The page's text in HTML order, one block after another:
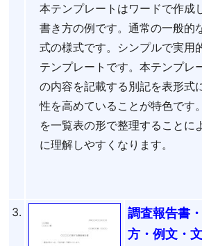
本テンプレートはワードで作成
書き方の例です。通常の一般的
式の様式です。シンプルで実用
テンプレートです。本テンプレ
の内容を記載する別記を表形式
性を高めていることが特色です
を一覧表の形で整理することに
に理解しやすくなります。
3.
調査報告書
方・例文・